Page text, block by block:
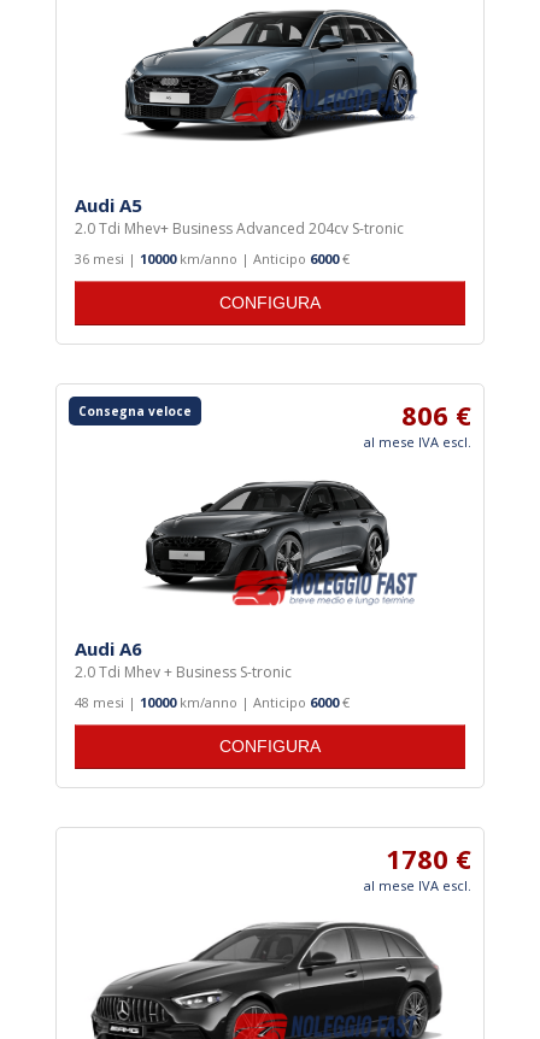
Audi A5
2.0 Tdi Mhev+ Business Advanced 204cv S-tronic
36 mesi | 10000km/anno | Anticipo 6000€
CONFIGURA
Consegna veloce 806 €
al mese IVA escl.
Audi A6
2.0 Tdi Mhev + Business S-tronic
48 mesi | 10000km/anno | Anticipo 6000€
CONFIGURA
1780 €
al mese IVA escl.